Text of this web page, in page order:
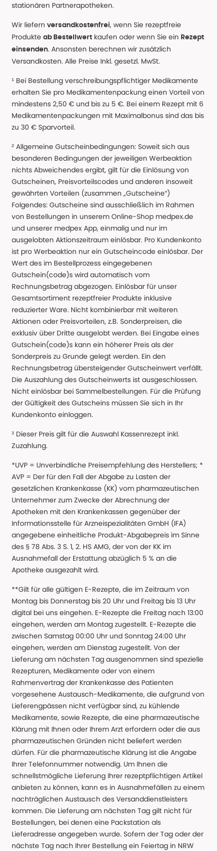
stationären Partnerapotheken.
Wir liefern versandkostenfrei, wenn Sie rezeptfreie
Produkte ab Bestellwert kaufen oder wenn Sie ein Rezept
einsenden. Ansonsten berechnen wir zusätzlich
Versandkosten. Alle Preise Inkl. gesetzl. MwSt.
¹ Bei Bestellung verschreibungspflichtiger Medikamente
erhalten Sie pro Medikamentenpackung einen Vorteil von
mindestens 2,50 € und bis zu 5 €. Bei einem Rezept mit 6
Medikamentenpackungen mit Maximalbonus sind das bis
zu 30 € Sparvorteil.
² Allgemeine Gutscheinbedingungen: Soweit sich aus
besonderen Bedingungen der jeweiligen Werbeaktion
nichts Abweichendes ergibt, gilt für die Einlösung von
Gutscheinen, Preisvorteilscodes und anderen insoweit
gewährten Vorteilen (zusammen „Gutscheine“)
Folgendes: Gutscheine sind ausschließlich im Rahmen
von Bestellungen in unserem Online-Shop medpex.de
und unserer medpex App, einmalig und nur im
ausgelobten Aktionszeitraum einlösbar. Pro Kundenkonto
ist pro Werbeaktion nur ein Gutscheincode einlösbar. Der
Wert des im Bestellprozess eingegebenen
Gutschein(code)s wird automatisch vom
Rechnungsbetrag abgezogen. Einlösbar für unser
Gesamtsortiment rezeptfreier Produkte inklusive
reduzierter Ware. Nicht kombinierbar mit weiteren
Aktionen oder Preisvorteilen, z.B. Sonderpreisen, die
exklusiv über Dritte ausgelobt werden. Bei Eingabe eines
Gutschein(code)s kann ein höherer Preis als der
Sonderpreis zu Grunde gelegt werden. Ein den
Rechnungsbetrag übersteigender Gutscheinwert verfällt.
Die Auszahlung des Gutscheinwerts ist ausgeschlossen.
Nicht einlösbar bei Sammelbestellungen. Für die Prüfung
der Gültigkeit des Gutscheins müssen Sie sich in Ihr
Kundenkonto einloggen.
³ Dieser Preis gilt für die Auswahl Kassenrezept inkl.
Zuzahlung.
*UVP = Unverbindliche Preisempfehlung des Herstellers; *
AVP = Der für den Fall der Abgabe zu Lasten der
gesetzlichen Krankenkasse (KK) vom pharmazeutischen
Unternehmer zum Zwecke der Abrechnung der
Apotheken mit den Krankenkassen gegenüber der
Informationsstelle für Arzneispezialitäten GmbH (IFA)
angegebene einheitliche Produkt-Abgabepreis im Sinne
des § 78 Abs. 3 S. 1, 2. HS AMG, der von der KK im
Ausnahmefall der Erstattung abzüglich 5 % an die
Apotheke ausgezahlt wird.
**Gilt für alle gültigen E-Rezepte, die im Zeitraum von
Montag bis Donnerstag bis 20 Uhr und Freitag bis 13 Uhr
digital bei uns eingehen. E-Rezepte die Freitag nach 13:00
eingehen, werden am Montag zugestellt. E-Rezepte die
zwischen Samstag 00:00 Uhr und Sonntag 24:00 Uhr
eingehen, werden am Dienstag zugestellt. Von der
Lieferung am nächsten Tag ausgenommen sind spezielle
Rezepturen, Medikamente oder von einem
Rahmenvertrag der Krankenkasse des Patienten
vorgesehene Austausch-Medikamente, die aufgrund von
Lieferengpässen nicht verfügbar sind, zu kühlende
Medikamente, sowie Rezepte, die eine pharmazeutische
Klärung mit Ihnen oder Ihrem Arzt erfordern oder die aus
pharmazeutischen Gründen nicht beliefert werden
dürfen. Für die pharmazeutische Klärung ist die Angabe
Ihrer Telefonnummer notwendig. Um Ihnen die
schnellstmögliche Lieferung Ihrer rezeptpflichtigen Artikel
anbieten zu können, kann es in Ausnahmefällen zu einem
nachträglichen Austausch des Versanddienstleisters
kommen. Die Lieferung am nächsten Tag gilt nicht für
Bestellungen, bei denen eine Packstation als
Lieferadresse angegeben wurde. Sofern der Tag oder der
nächste Tag nach Ihrer Bestellung ein Feiertag in NRW